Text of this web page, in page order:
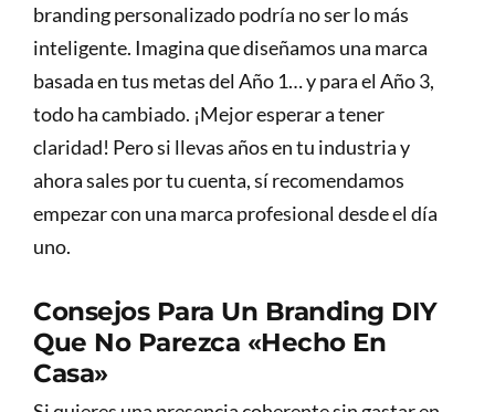
branding personalizado podría no ser lo más
inteligente. Imagina que diseñamos una marca
basada en tus metas del Año 1… y para el Año 3,
todo ha cambiado. ¡Mejor esperar a tener
claridad! Pero si llevas años en tu industria y
ahora sales por tu cuenta, sí recomendamos
empezar con una marca profesional desde el día
uno.
Consejos Para Un Branding DIY
Que No Parezca «hecho En
Casa»